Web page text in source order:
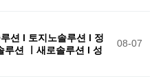
션 l 토지노솔루션 l 정
루션 ㅣ새로솔루션 l 성
08-07